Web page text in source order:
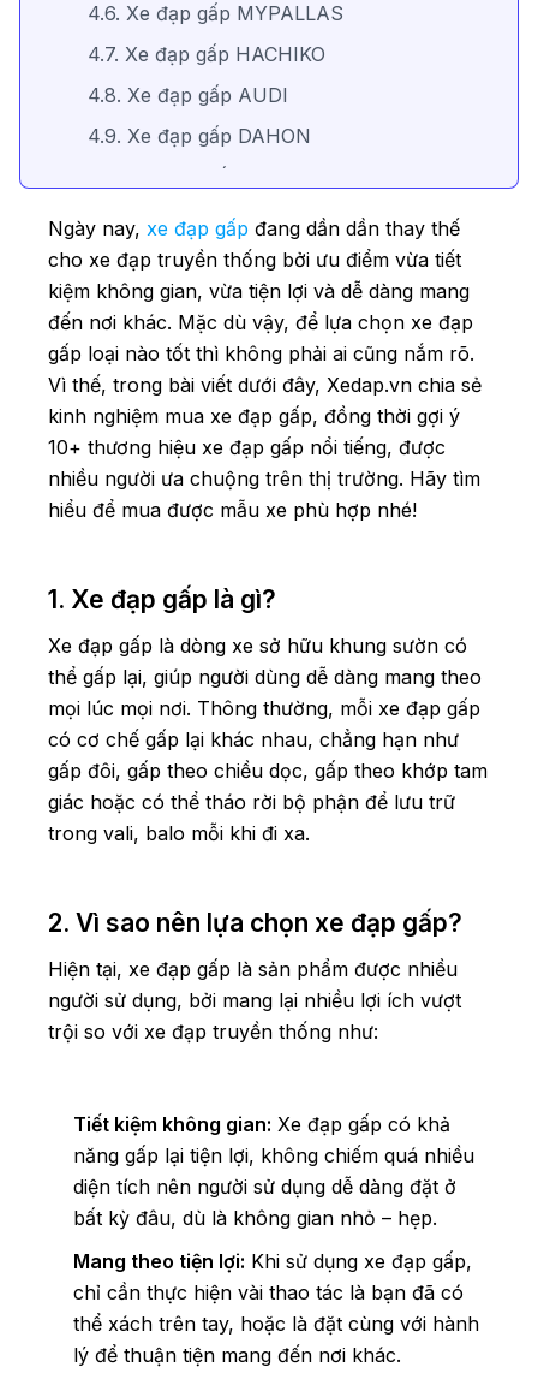
4.6. Xe đạp gấp MYPALLAS
4.7. Xe đạp gấp HACHIKO
4.8. Xe đạp gấp AUDI
4.9. Xe đạp gấp DAHON
4.11. Xe đạp gấp TERN
5. Mua xe đạp gấp giá tốt, chất lượng cao ở
đâu?
Ngày nay, xe đạp gấp đang dần dần thay thế
cho xe đạp truyền thống bởi ưu điểm vừa tiết
kiệm không gian, vừa tiện lợi và dễ dàng mang
đến nơi khác. Mặc dù vậy, để lựa chọn xe đạp
gấp loại nào tốt thì không phải ai cũng nắm rõ.
Vì thế, trong bài viết dưới đây, Xedap.vn chia sẻ
kinh nghiệm mua xe đạp gấp, đồng thời gợi ý
10+ thương hiệu xe đạp gấp nổi tiếng, được
nhiều người ưa chuộng trên thị trường. Hãy tìm
hiểu để mua được mẫu xe phù hợp nhé!
1. Xe đạp gấp là gì?
Xe đạp gấp là dòng xe sở hữu khung sườn có
thể gấp lại, giúp người dùng dễ dàng mang theo
mọi lúc mọi nơi. Thông thường, mỗi xe đạp gấp
có cơ chế gấp lại khác nhau, chẳng hạn như
gấp đôi, gấp theo chiều dọc, gấp theo khớp tam
giác hoặc có thể tháo rời bộ phận để lưu trữ
trong vali, balo mỗi khi đi xa.
2. Vì sao nên lựa chọn xe đạp gấp?
Hiện tại, xe đạp gấp là sản phẩm được nhiều
người sử dụng, bởi mang lại nhiều lợi ích vượt
trội so với xe đạp truyền thống như:
Tiết kiệm không gian: Xe đạp gấp có khả
năng gấp lại tiện lợi, không chiếm quá nhiều
diện tích nên người sử dụng dễ dàng đặt ở
bất kỳ đâu, dù là không gian nhỏ – hẹp.
Mang theo tiện lợi: Khi sử dụng xe đạp gấp,
chỉ cần thực hiện vài thao tác là bạn đã có
thể xách trên tay, hoặc là đặt cùng với hành
lý để thuận tiện mang đến nơi khác.